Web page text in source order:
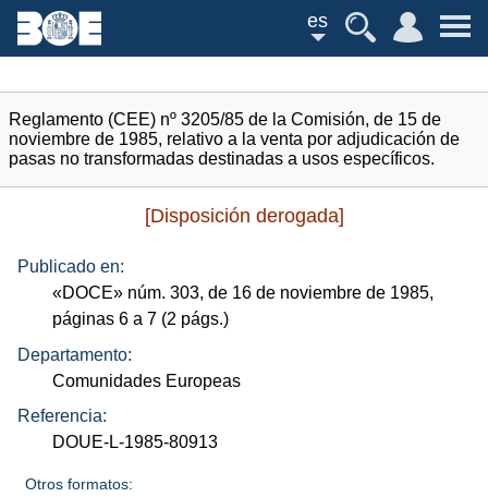
es
Reglamento (CEE) nº 3205/85 de la Comisión, de 15 de
noviembre de 1985, relativo a la venta por adjudicación de
pasas no transformadas destinadas a usos específicos.
[Disposición derogada]
Publicado en:
«DOCE» núm. 303, de 16 de noviembre de 1985,
páginas 6 a 7 (2 págs.)
Departamento:
Comunidades Europeas
Referencia:
DOUE-L-1985-80913
Otros formatos: